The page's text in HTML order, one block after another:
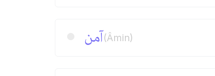
آمن(Âmin)